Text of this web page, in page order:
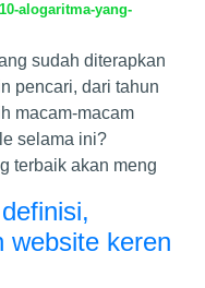
alogaritma-yang-
sudah diterapkan
pencari, dari tahun
macam-macam
selama ini?
terbaik akan meng
website keren